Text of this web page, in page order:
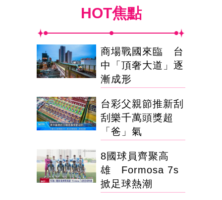
HOT焦點
商場戰國來臨 台
中「頂奢大道」逐
漸成形
台彩父親節推新刮
刮樂千萬頭獎超
「爸」氣
8國球員齊聚高
雄 Formosa 7s
掀足球熱潮